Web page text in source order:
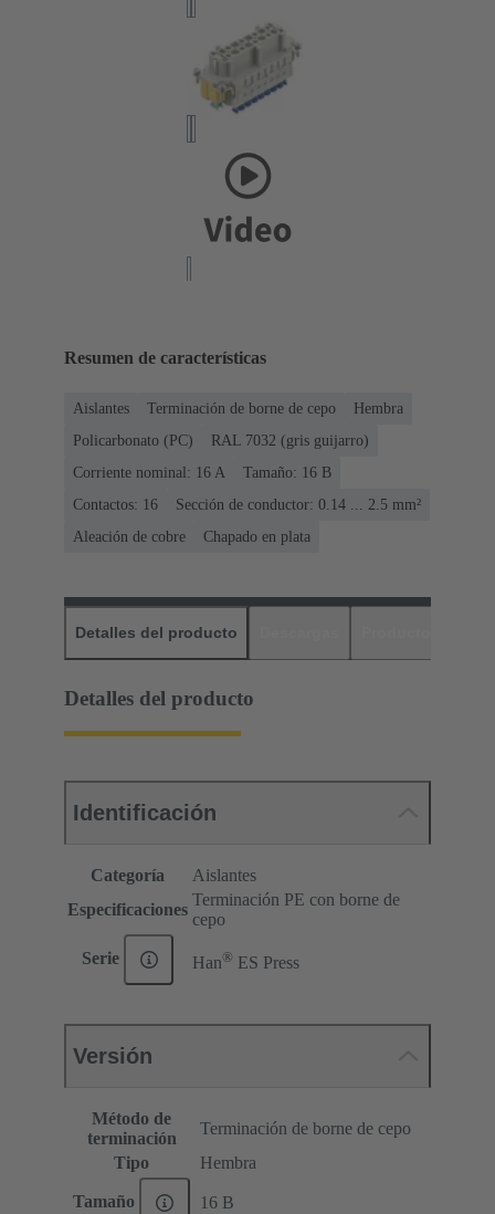
Resumen de características
Aislantes Terminación de borne de cepo
Hembra
Policarbonato (PC)
RAL 7032 (gris guijarro)
Corriente nominal: ‌16 A
Tamaño: 16 B
Contactos: 16
Sección de conductor: 0.14 ... 2.5 mm²
Aleación de cobre
Chapado en plata
Detalles del producto
Detalles del producto
Identificación
Categoría
Aislantes
Especificaciones
Terminación PE con borne de
cepo
Serie Han® ES Press
Versión
Método de
terminación
Terminación de borne de cepo
Tipo
Hembra
Tamaño 16 B